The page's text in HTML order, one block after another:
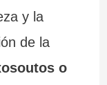
y la
de la
o